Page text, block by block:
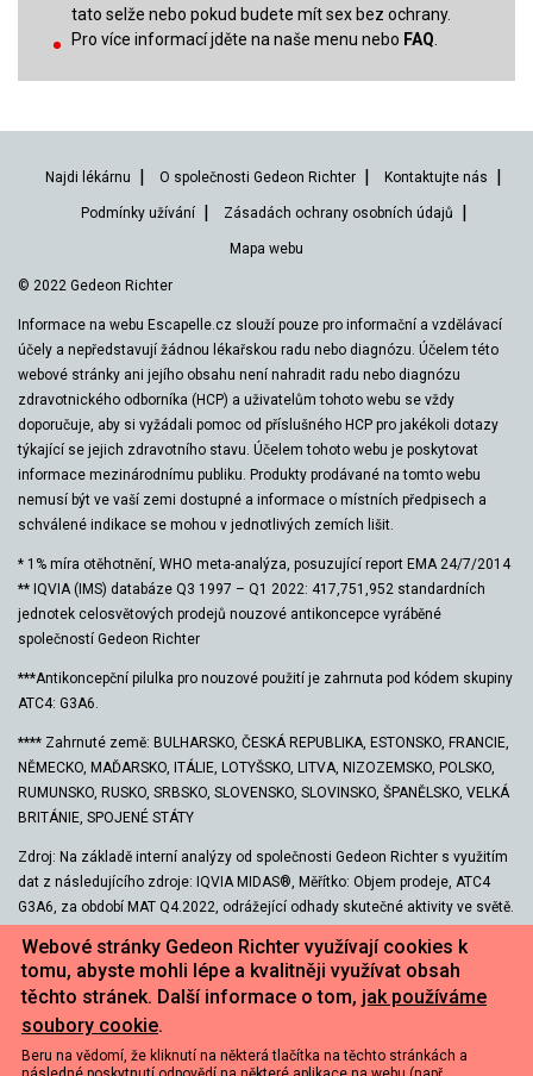
tato selže nebo pokud budete mít sex bez ochrany.
Pro více informací jděte na naše menu nebo FAQ
Najdi lékárnu O společnosti Gedeon Richter Kontaktujte nás
Podmínky užívání Zásadách ochrany osobních údajů
Mapa webu
© 2022 Gedeon Richter
Informace na webu Escapelle.cz slouží pouze pro informační a vzdělávací
účely a nepředstavují žádnou lékařskou radu nebo diagnózu. Účelem této
webové stránky ani jejího obsahu není nahradit radu nebo diagnózu
zdravotnického odborníka (HCP) a uživatelům tohoto webu se vždy
doporučuje, aby si vyžádali pomoc od příslušného HCP pro jakékoli dotazy
týkající se jejich zdravotního stavu. Účelem tohoto webu je poskytovat
informace mezinárodnímu publiku. Produkty prodávané na tomto webu
nemusí být ve vaší zemi dostupné a informace o místních předpisech a
schválené indikace se mohou v jednotlivých zemích lišit.
* 1% míra otěhotnění, WHO meta-analýza, posuzující report EMA 24/7/2014
** IQVIA (IMS) databáze Q3 1997 – Q1 2022: 417,751,952 standardních
jednotek celosvětových prodejů nouzové antikoncepce vyráběné
společností Gedeon Richter
***Antikoncepční pilulka pro nouzové použití je zahrnuta pod kódem skupiny
ATC4: G3A6.
**** Zahrnuté země: BULHARSKO, ČESKÁ REPUBLIKA, ESTONSKO, FRANCIE,
NĚMECKO, MAĎARSKO, ITÁLIE, LOTYŠSKO, LITVA, NIZOZEMSKO, POLSKO,
RUMUNSKO, RUSKO, SRBSKO, SLOVENSKO, SLOVINSKO, ŠPANĚLSKO, VELKÁ
BRITÁNIE, SPOJENÉ STÁTY
Zdroj: Na základě interní analýzy od společnosti Gedeon Richter s využitím
dat z následujícího zdroje: IQVIA MIDAS®, Měřítko: Objem prodeje, ATC4
G3A6, za období MAT Q4.2022, odrážející odhady skutečné aktivity ve světě.
The Website is maintained and operated by Gedeon Richter Plc. through
Progressive Studio Kft. advertising agency. (R) – ESCAPELLE and POSTINOR
are registered trademarks. Latest update: 01.07.2022
Poslední změny: 01.07.2022
Webové stránky Gedeon Richter využívají cookies k
tomu, abyste mohli lépe a kvalitněji využívat obsah
těchto stránek. Další informace o tom, jak používáme
soubory cookie.
Beru na vědomí, že kliknutí na některá tlačítka na těchto stránkách a